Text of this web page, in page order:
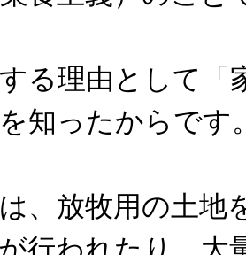
る理由として「
知ったからです
、放牧用の土地